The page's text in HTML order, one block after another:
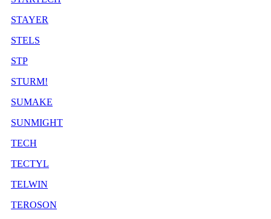
STAYER
STELS
STP
STURM!
SUMAKE
SUNMIGHT
TECH
TECTYL
TELWIN
TEROSON